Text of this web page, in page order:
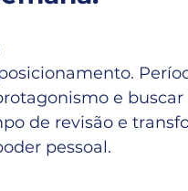
e
de revisão e
pessoal.